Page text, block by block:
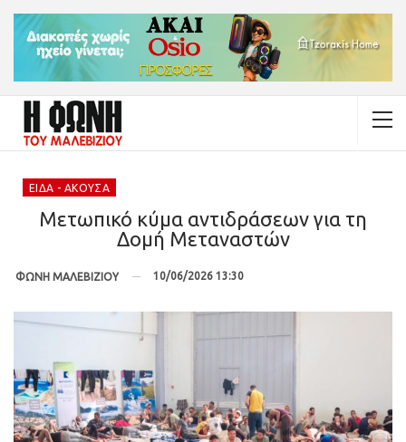
ΕΊΔΑ - ΆΚΟΥΣΑ
Μετωπικό κύμα αντιδράσεων για τη
Δομή Μεταναστών
ΦΩΝΗ ΜΑΛΕΒΙΖΙΟΥ 10/06/2026 13:30